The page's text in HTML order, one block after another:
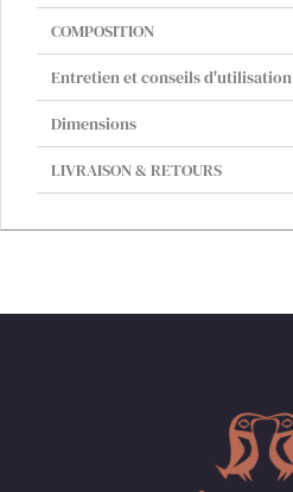
COMPOSITION
Entretien et conseils d'utilisation
Dimensions
LIVRAISON & RETOURS